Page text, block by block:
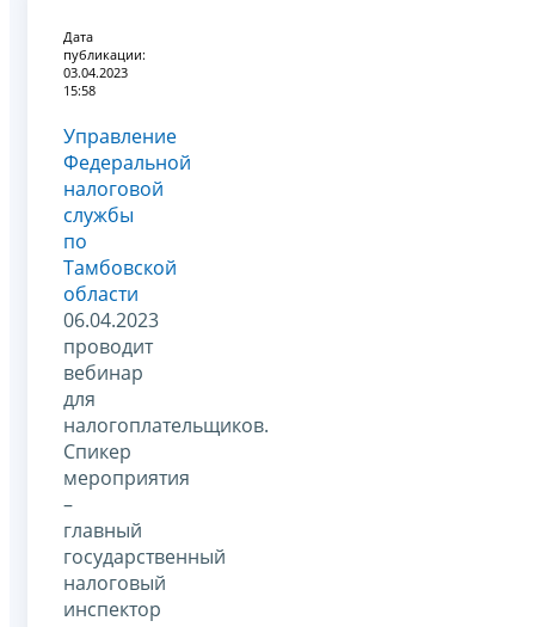
Дата
публикации:
03.04.2023
15:58
Управление
Федеральной
налоговой
службы
по
Тамбовской
области
06.04.2023
проводит
вебинар
для
налогоплательщиков.
Спикер
мероприятия
–
главный
государственный
налоговый
инспектор